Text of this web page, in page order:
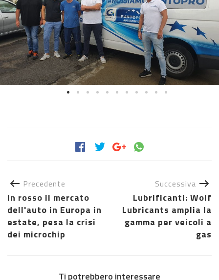
Precedente
In rosso il mercato
dell'auto in Europa in
estate, pesa la crisi
dei microchip
Successiva
Lubrificanti: Wolf
Lubricants amplia la
gamma per veicoli a
gas
Ti potrebbero interessare